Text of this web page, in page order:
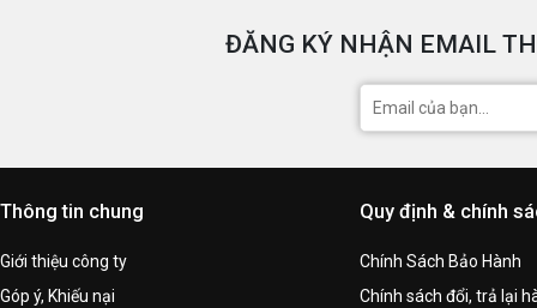
ĐĂNG KÝ NHẬN EMAIL
Thông tin chung
Giới thiệu công ty
Góp ý, Khiếu nại
Quy định & chính
Chính Sách Bảo Hành
Chính sách đổi, trả lại